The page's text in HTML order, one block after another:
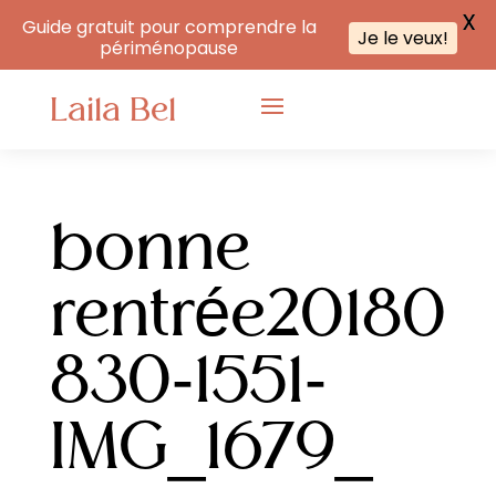
Laila Bel
bonne
rentrée20180
830-1551-
IMG_1679_
Guide gratuit pour comprendre la
périménopause
Je le veux! X